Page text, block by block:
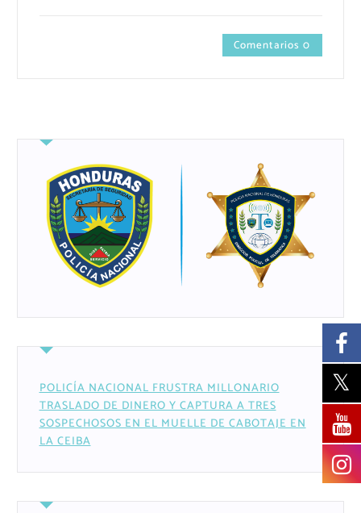
Comentarios 0
POLICÍA NACIONAL FRUSTRA MILLONARIO
TRASLADO DE DINERO Y CAPTURA A TRES
SOSPECHOSOS EN EL MUELLE DE CABOTAJE EN
LA CEIBA